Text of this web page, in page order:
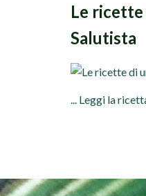
Le
Salutista
... Leggi la